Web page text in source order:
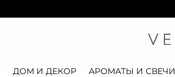
ДОМ И ДЕКОР АРОМАТЫ И СВЕЧИ